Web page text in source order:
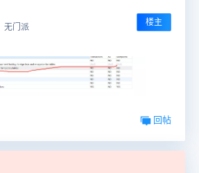
无门派 楼主
回帖